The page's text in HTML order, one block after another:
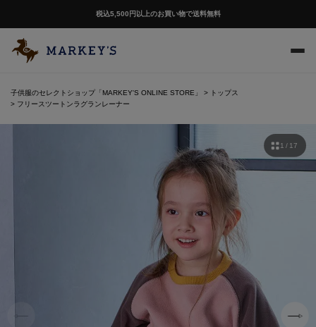
税込5,500円以上のお買い物で送料無料
子供服のセレクトショップ「MARKEY'S ONLINE STORE」
トップス
フリースツートンラグランレーナー
1 / 17